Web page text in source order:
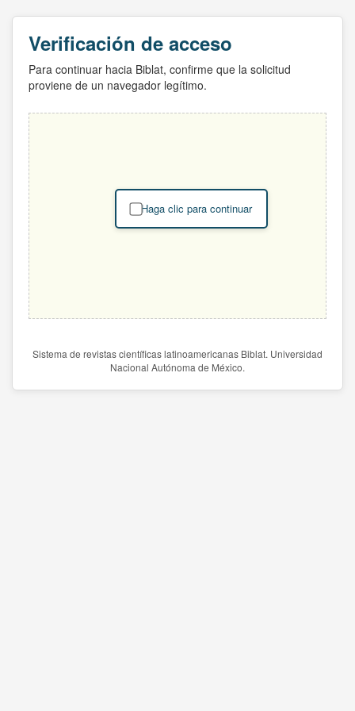
Verificación de acceso
Para continuar hacia Biblat, confirme que la solicitud
proviene de un navegador legítimo.
Haga clic para continuar
Sistema de revistas científicas latinoamericanas Biblat. Universidad
Nacional Autónoma de México.